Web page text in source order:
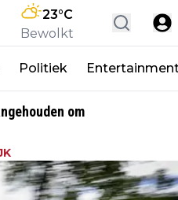
23°C
Bewolkt
Politiek
om